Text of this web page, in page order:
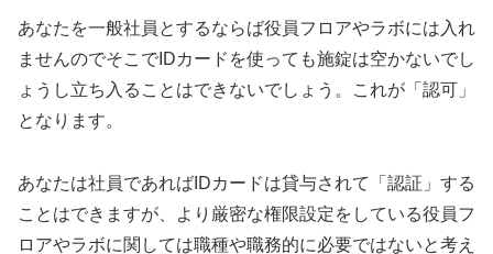
あなたを一般社員とするならば役員フロアやラボには入れ
ませんのでそこでIDカードを使っても施錠は空かないでし
ょうし立ち入ることはできないでしょう。これが「認可」
となります。
あなたは社員であればIDカードは貸与されて「認証」する
ことはできますが、より厳密な権限設定をしている役員フ
ロアやラボに関しては職種や職務的に必要ではないと考え